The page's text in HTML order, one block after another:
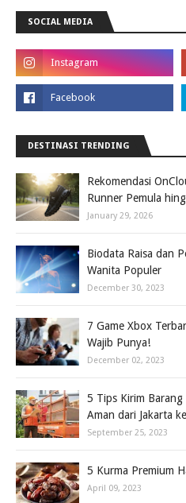
SOCIAL MEDIA
DESTINASI TRENDING
Rekomendasi
Runner Pemula
January 29, 2026
Biodata Raisa dan
Wanita Populer
December 30, 2023
7 Game Xbox
Wajib Punya!
December 02, 2023
5 Tips Kirim
Aman dari Jakarta
September 25, 2023
5 Kurma Premium
April 09, 2023